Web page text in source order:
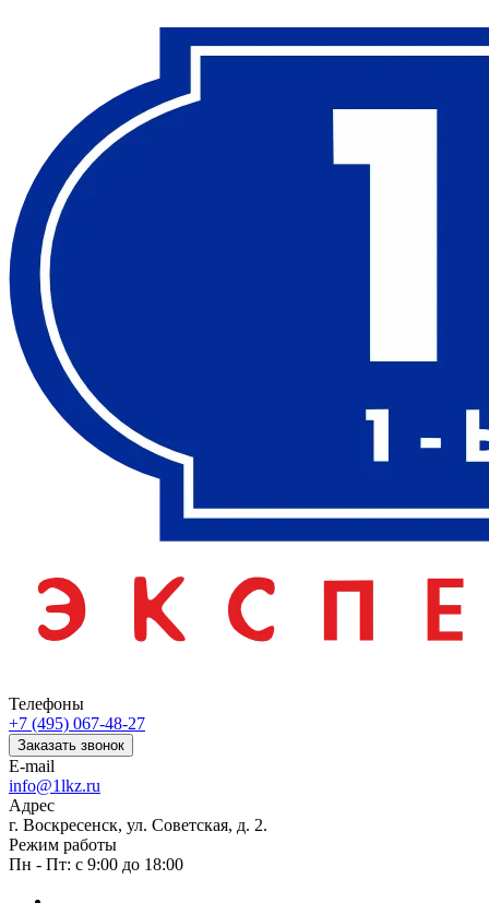
Телефоны
+7 (495) 067-48-27
Заказать звонок
E-mail
info@1lkz.ru
Адрес
г. Воскресенск, ул. Советская, д. 2.
Режим работы
Пн - Пт: с 9:00 до 18:00